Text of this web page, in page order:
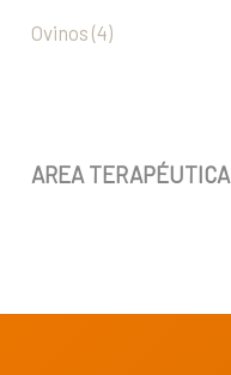
Ovinos (4)
AREA TERAPÉUTICA